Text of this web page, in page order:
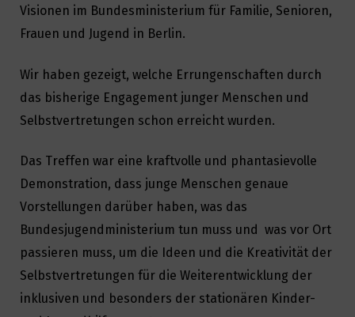
Visionen im Bundesministerium für Familie, Senioren,
Frauen und Jugend in Berlin.
Wir haben gezeigt, welche Errungenschaften durch
das bisherige Engagement junger Menschen und
Selbstvertretungen schon erreicht wurden.
Das Treffen war eine kraftvolle und phantasievolle
Demonstration, dass junge Menschen genaue
Vorstellungen darüber haben, was das
Bundesjugendministerium tun muss und was vor Ort
passieren muss, um die Ideen und die Kreativität der
Selbstvertretungen für die Weiterentwicklung der
inklusiven und besonders der stationären Kinder-